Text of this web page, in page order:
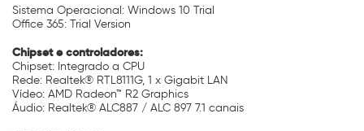
Sistema Operacional: Windows 10 Trial
Office 365: Trial Version
Chipset e controladores:
Chipset: Integrado a CPU
Rede: Realtek® RTL8111G, 1 x Gigabit LAN
Vídeo: AMD Radeon™ R2 Graphics
Áudio: Realtek® ALC887 / ALC 897 7.1 canais